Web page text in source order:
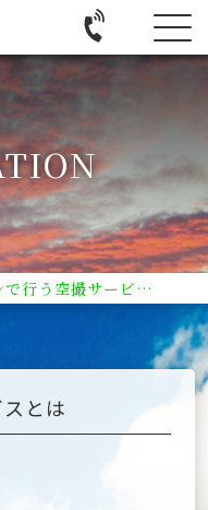
ドローンで行う空撮サービスとは
とは